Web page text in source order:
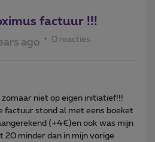
factuur !!!
ago 0 reacties
niet op eigen initiatief!!!
factuur stond al met eens boeket
(+4€)en ook was mijn
20 minder dan in mijn vorige